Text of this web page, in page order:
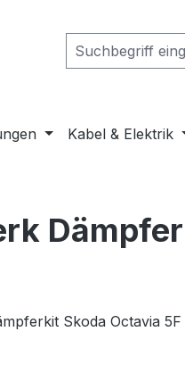
Kabel & Elektrik